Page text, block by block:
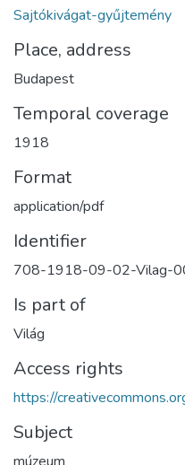
Sajtókivágat-gyűjtemény
Place, address
Budapest
Temporal coverage
1918
Format
application/pdf
Identifier
708-1918-09-02-Vilag-
Is part of
Világ
Access rights
https://
Subject